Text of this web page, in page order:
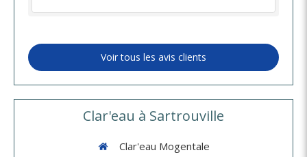
Voir tous les avis clients
Clar'eau à Sartrouville
Clar'eau Mogentale